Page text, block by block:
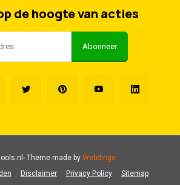
de hoogte van acties
Abonneer
Disclaimer Privacy Policy Sitemap
- Theme made byWebdinge